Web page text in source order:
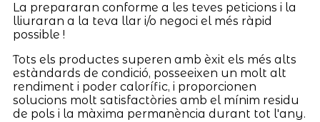
La prepararan conforme a les teves peticions i la
lliuraran a la teva llar i/o negoci el més ràpid
possible !
Tots els productes superen amb èxit els més alts
estàndards de condició, posseeixen un molt alt
rendiment i poder calorífic, i proporcionen
solucions molt satisfactòries amb el mínim residu
de pols i la màxima permanència durant tot l'any.